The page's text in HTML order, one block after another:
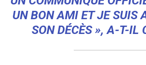
UN BON AMI ET JE SUIS
SON DÉCÈS », A-T-IL